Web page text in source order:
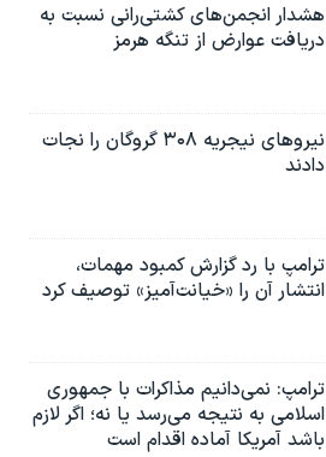
هشدار انجمن‌های کشتی‌رانی نسبت به
دریافت عوارض از تنگه هرمز
نیروهای نیجریه‌ ۳۰۸ گروگان را نجات
دادند
ترامپ با رد گزارش کمبود مهمات،
انتشار آن را «خیانت‌آمیز» توصیف کرد
ترامپ: نمی‌دانیم مذاکرات با جمهوری
اسلامی به نتیجه می‌رسد یا نه؛ اگر لازم
باشد آمریکا آماده اقدام است